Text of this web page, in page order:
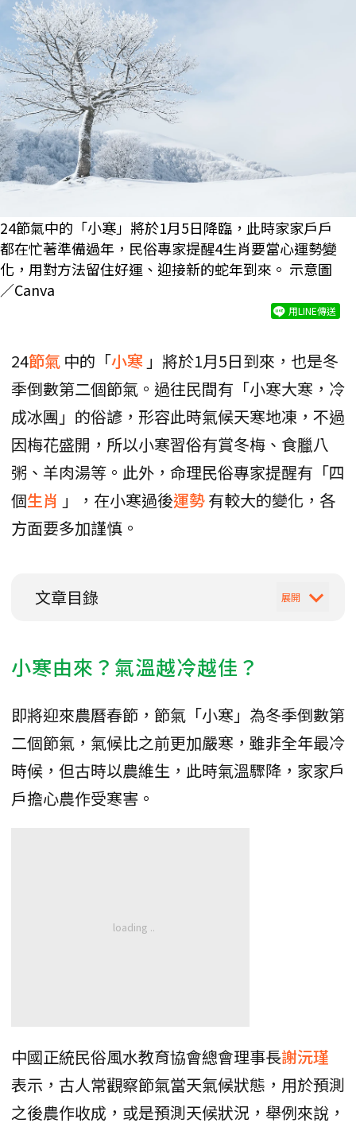
24節氣中的「小寒」將於1月5日降臨，此時家家戶戶
都在忙著準備過年，民俗專家提醒4生肖要當心運勢變
化，用對方法留住好運、迎接新的蛇年到來。 示意圖
／Canva
用LINE傳送
24節氣 中的「小寒 」將於1月5日到來，也是冬
季倒數第二個節氣。過往民間有「小寒大寒，冷
成冰團」的俗諺，形容此時氣候天寒地凍，不過
因梅花盛開，所以小寒習俗有賞冬梅、食臘八
粥、羊肉湯等。此外，命理民俗專家提醒有「四
個生肖 」，在小寒過後運勢有較大的變化，各
方面要多加謹慎。
文章目錄
小寒由來？氣溫越冷越佳？
即將迎來農曆春節，節氣「小寒」為冬季倒數第
二個節氣，氣候比之前更加嚴寒，雖非全年最冷
時候，但古時以農維生，此時氣溫驟降，家家戶
戶擔心農作受寒害。
中國正統民俗風水教育協會總會理事長謝沅瑾
表示，古人常觀察節氣當天氣候狀態，用於預測
之後農作收成，或是預測天候狀況，舉例來說，